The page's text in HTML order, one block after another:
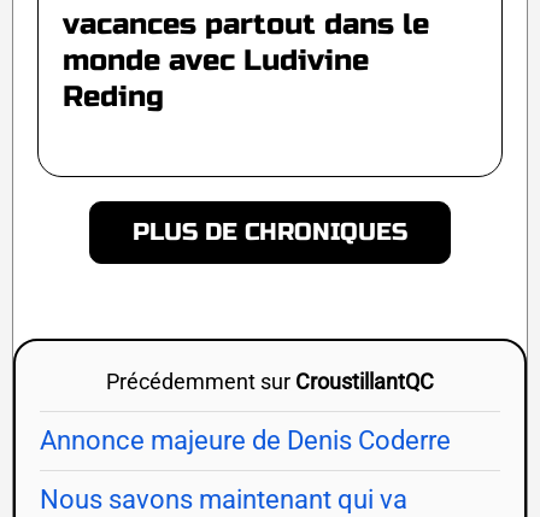
vacances partout dans le
monde avec Ludivine
Reding
PLUS DE CHRONIQUES
Précédemment sur CroustillantQC
Annonce majeure de Denis Coderre
Nous savons maintenant qui va